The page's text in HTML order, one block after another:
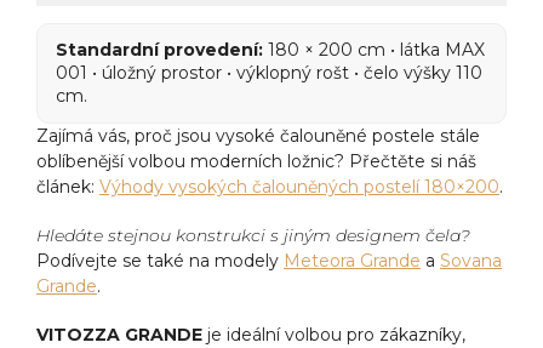
Standardní provedení: 180 × 200 cm • látka MAX
001 • úložný prostor • výklopný rošt • čelo výšky 110
cm.
Zajímá vás, proč jsou vysoké čalouněné postele stále
oblíbenější volbou moderních ložnic? Přečtěte si náš
článek: Výhody vysokých čalouněných postelí 180×200.
Hledáte stejnou konstrukci s jiným designem čela?
Podívejte se také na modely Meteora Grande a Sovana
Grande.
VITOZZA GRANDE je ideální volbou pro zákazníky,